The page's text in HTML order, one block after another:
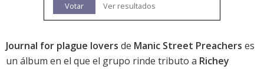
Votar Ver resultados
Journal for plague lovers de Manic Street Preachers es
un álbum en el que el grupo rinde tributo a Richey